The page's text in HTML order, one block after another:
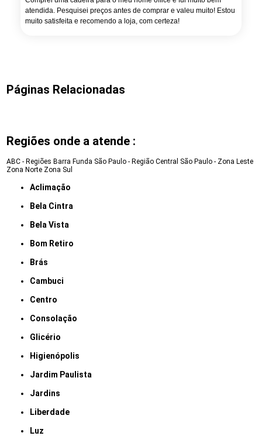
atendida. Pesquisei preços antes de comprar e valeu muito! Estou
muito satisfeita e recomendo a loja, com certeza!
Páginas Relacionadas
Regiões onde a atende :
ABC - Regiões Barra Funda São Paulo - Região Central São Paulo - Zona Leste
Zona Norte Zona Sul
Aclimação
Bela Cintra
Bela Vista
Bom Retiro
Brás
Cambuci
Centro
Consolação
Glicério
Higienópolis
Jardim Paulista
Jardins
Liberdade
Luz